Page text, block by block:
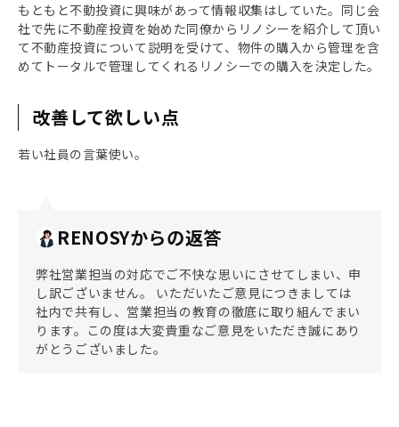
もともと不動投資に興味があって情報収集はしていた。同じ会
社で先に不動産投資を始めた同僚からリノシーを紹介して頂い
て不動産投資について説明を受けて、物件の購入から管理を含
めてトータルで管理してくれるリノシーでの購入を決定した。
改善して欲しい点
若い社員の言葉使い。
RENOSYからの返答
弊社営業担当の対応でご不快な思いにさせてしまい、申
し訳ございません。 いただいたご意見につきましては
社内で共有し、営業担当の教育の徹底に取り組んでまい
ります。この度は大変貴重なご意見をいただき誠にあり
がとうございました。